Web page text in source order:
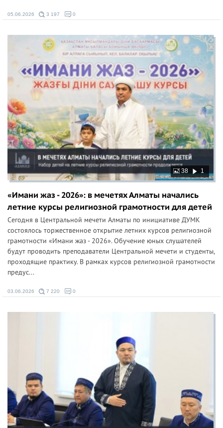
05.06.2026 3 197 0
38 1
«Имани жаз - 2026»: в мечетях Алматы начались
летние курсы религиозной грамотности для детей
Сегодня в Центральной мечети Алматы по инициативе ДУМК
состоялось торжественное открытие летних курсов религиозной
грамотности «Имани жаз - 2026». Обучение юных слушателей
будут проводить преподаватели Центральной мечети и студенты,
проходящие практику. В рамках курсов религиозной грамотности
предус...
03.06.2026 7 220 0